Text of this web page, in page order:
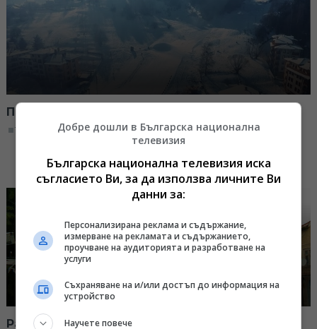
По снежниите писти на България
11:00, 04.03.2023
Разходка в Радомир
Добре дошли в Българска национална
телевизия
Българска национална телевизия иска
съгласието Ви, за да използва личните Ви
данни за:
Персонализирана реклама и съдържание,
измерване на рекламата и съдържанието,
проучване на аудиторията и разработване на
услуги
Съхраняване на и/или достъп до информация на
устройство
Научете повече